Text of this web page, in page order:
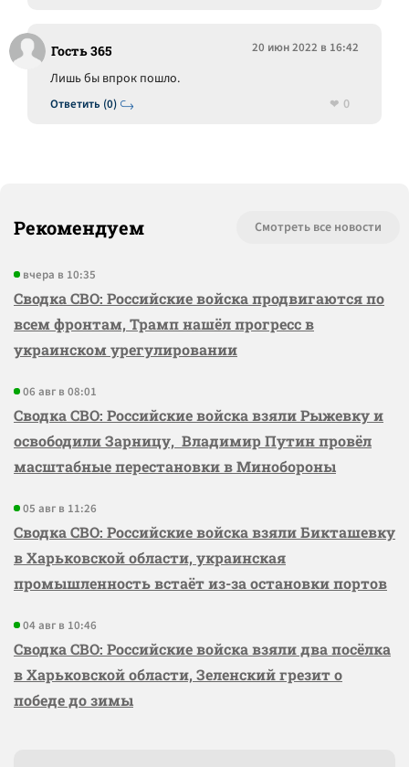
Гость 365 20 июн 2022 в 16:42
Ответить (0)
Лишь бы впрок пошло.
0
Рекомендуем Смотреть все новости
вчера в 10:35
Сводка СВО: Российские войска продвигаются по
всем фронтам, Трамп нашёл прогресс в
украинском урегулировании
06 авг в 08:01
Сводка СВО: Российские войска взяли Рыжевку и
освободили Зарницу, Владимир Путин провёл
масштабные перестановки в Минобороны
05 авг в 11:26
Сводка СВО: Российские войска взяли Бикташевку
в Харьковской области, украинская
промышленность встаёт из-за остановки портов
04 авг в 10:46
Сводка СВО: Российские войска взяли два посёлка
в Харьковской области, Зеленский грезит о
победе до зимы